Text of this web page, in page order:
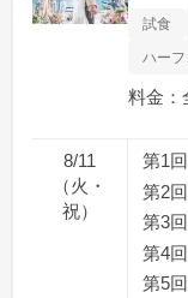
試食
ハー
料金：
8/11
（火・
祝）
第1回
第2回
第3回
第4回
第5回